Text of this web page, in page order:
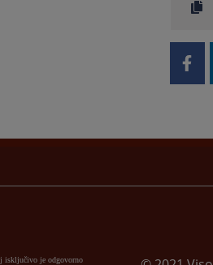
isključivo je odgovorno